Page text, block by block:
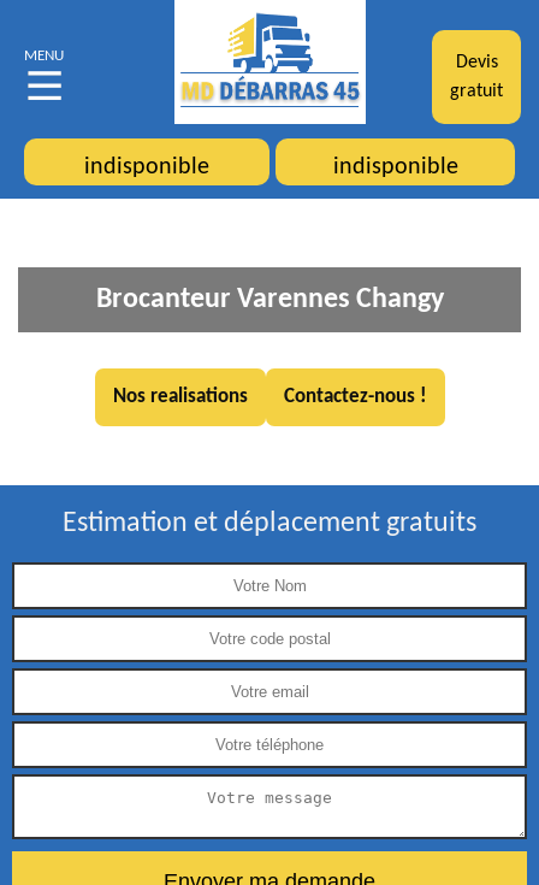
MENU
Devis
gratuit
indisponible indisponible
Brocanteur Varennes Changy
Nos realisations Contactez-nous !
Estimation et déplacement gratuits